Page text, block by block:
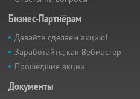
Бизнес-Партнёрам
Давайте сделаем акцию!
Заработайте, как Вебмастер
Прошедшие акции
Документы